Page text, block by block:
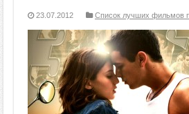
23.07.2012 Список лучших фильмов